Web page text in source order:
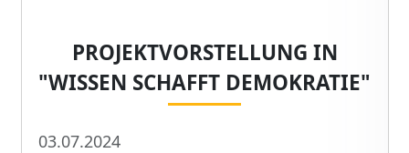
PROJEKTVORSTELLUNG IN
"WISSEN SCHAFFT DEMOKRATIE"
03.07.2024